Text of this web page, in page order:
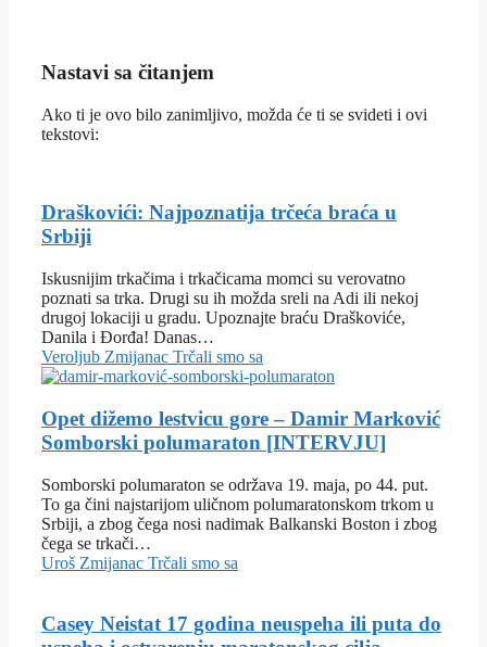
Nastavi sa čitanjem
Ako ti je ovo bilo zanimljivo, možda će ti se svideti i ovi
tekstovi:
Draškovići: Najpoznatija trčeća braća u
Srbiji
Iskusnijim trkačima i trkačicama momci su verovatno
poznati sa trka. Drugi su ih možda sreli na Adi ili nekoj
drugoj lokaciji u gradu. Upoznajte braću Draškoviće,
Danila i Đorđa! Danas…
Veroljub Zmijanac Trčali smo sa
Opet dižemo lestvicu gore – Damir Marković
Somborski polumaraton [INTERVJU]
Somborski polumaraton se održava 19. maja, po 44. put.
To ga čini najstarijom uličnom polumaratonskom trkom u
Srbiji, a zbog čega nosi nadimak Balkanski Boston i zbog
čega se trkači…
Uroš Zmijanac Trčali smo sa
Casey Neistat 17 godina neuspeha ili puta do